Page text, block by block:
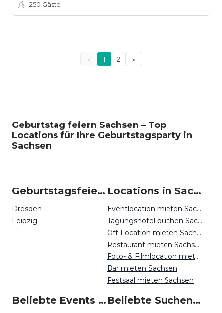
250 Gäste
< 1 2 >
Geburtstag feiern Sachsen – Top
Locations für Ihre Geburtstagsparty in
Sachsen
Geburtstagsfeiern um Sachsen
Dresden
Leipzig
Locations in Sachsen mieten
Eventlocation mieten Sachsen
Tagungshotel buchen Sachsen
Off-Location mieten Sachsen
Restaurant mieten Sachsen
Foto- & Filmlocation mieten Sachsen
Bar mieten Sachsen
Festsaal mieten Sachsen
Beliebte Events in Sachsen Beliebte Suchen auf Event Inc